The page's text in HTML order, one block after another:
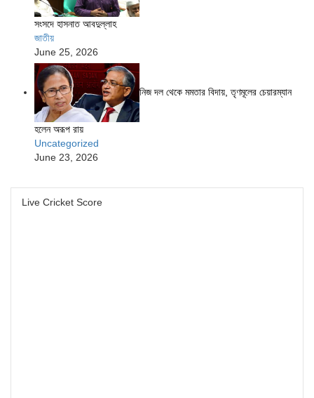
সংসদে হাসনাত আবদুল্লাহ
জাতীয়
June 25, 2026
নিজ দল থেকে মমতার বিদায়, তৃণমূলের চেয়ারম্যান
হলেন অরূপ রায়
Uncategorized
June 23, 2026
Live Cricket Score